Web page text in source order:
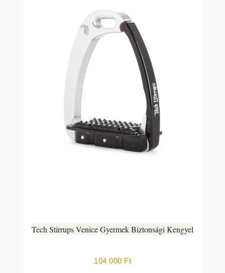
Tech Stirrups Venice Gyermek Biztonsági Kengyel
104 000 Ft